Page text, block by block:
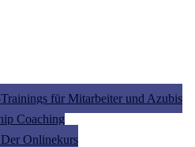
für Mitarbeiter und Azubis
Coaching
Onlinekurs